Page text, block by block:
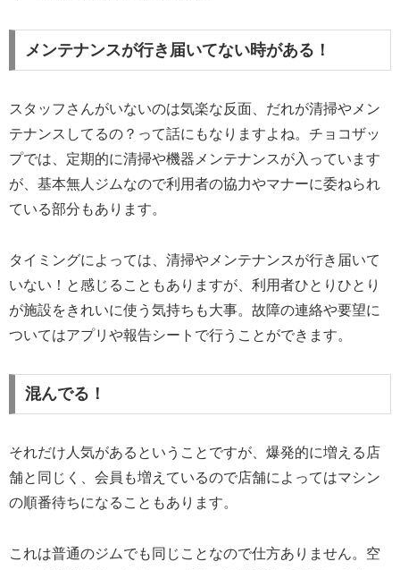
メンテナンスが行き届いてない時がある！
スタッフさんがいないのは気楽な反面、だれが清掃やメン
テナンスしてるの？って話にもなりますよね。チョコザッ
プでは、定期的に清掃や機器メンテナンスが入っています
が、基本無人ジムなので利用者の協力やマナーに委ねられ
ている部分もあります。
タイミングによっては、清掃やメンテナンスが行き届いて
いない！と感じることもありますが、利用者ひとりひとり
が施設をきれいに使う気持ちも大事。故障の連絡や要望に
ついてはアプリや報告シートで行うことができます。
混んでる！
それだけ人気があるということですが、爆発的に増える店
舗と同じく、会員も増えているので店舗によってはマシン
の順番待ちになることもあります。
これは普通のジムでも同じことなので仕方ありません。空